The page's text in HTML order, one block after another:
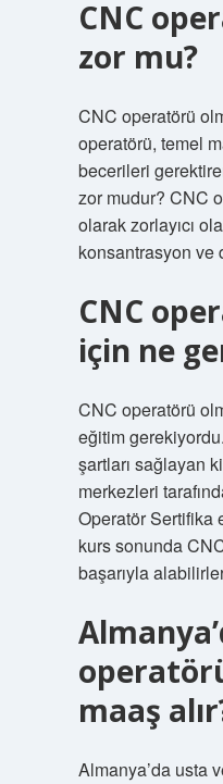
CNC
zor mu?
CNC operatörü
operatörü, temel
becerileri
zor mudur? CNC
olarak zorlayıcı
konsantrasyon ve
CNC
için ne
CNC operatörü
eğitim
şartları sağlayan
merkezleri
Operatör Sertifika
kurs sonunda
başarıyla
maaş
Almanya’da usta